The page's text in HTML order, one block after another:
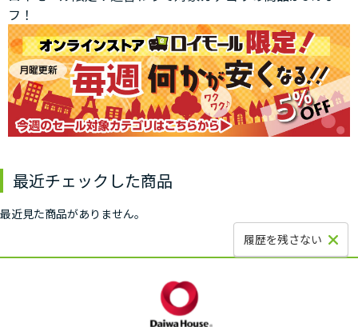
フ！
最近チェックした商品
最近見た商品がありません。
履歴を残さない